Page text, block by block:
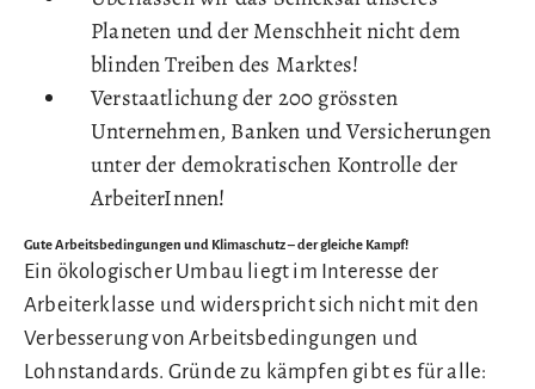
Planeten und der Menschheit nicht dem
blinden Treiben des Marktes!
Verstaatlichung der 200 grössten
Unternehmen, Banken und Versicherungen
unter der demokratischen Kontrolle der
ArbeiterInnen!
Gute Arbeitsbedingungen und Klimaschutz – der gleiche Kampf!
Ein ökologischer Umbau liegt im Interesse der
Arbeiterklasse und widerspricht sich nicht mit den
Verbesserung von Arbeitsbedingungen und
Lohnstandards. Gründe zu kämpfen gibt es für alle: